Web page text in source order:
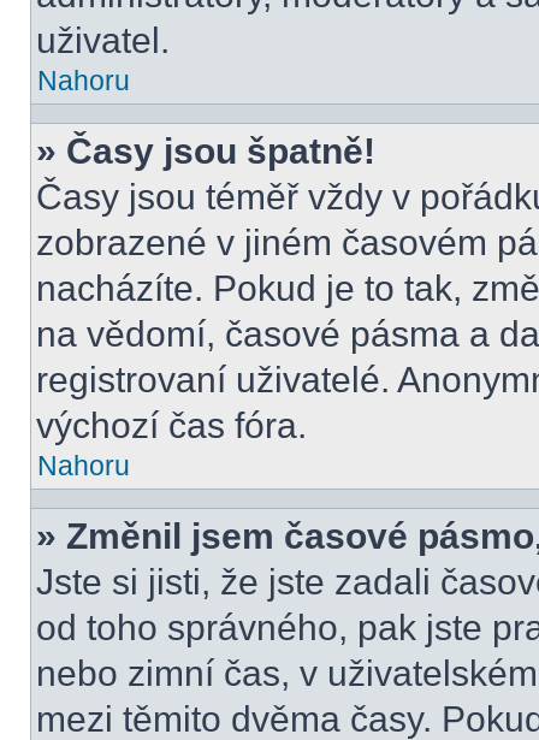
uživatel.
Nahoru
» Časy jsou špatně!
Časy jsou téměř vždy v
zobrazené v jiném časovém
nacházíte. Pokud je to tak,
na vědomí, časové pásma a
registrovaní uživatelé.
výchozí čas fóra.
Nahoru
» Změnil jsem časové
Jste si jisti, že jste zadali
od toho správného, pak jste
nebo zimní čas, v
mezi těmito dvěma časy.